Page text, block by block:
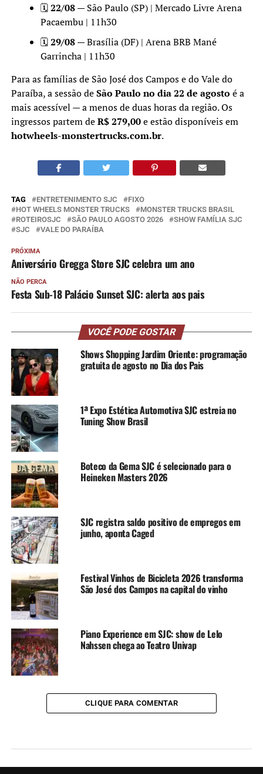
🗓️22/08— São Paulo (SP) | Mercado Livre Arena
Pacaembu | 11h30
🗓️29/08— Brasília (DF) | Arena BRB Mané
Garrincha | 11h30
Para as famílias de São José dos Campos e do Vale do
Paraíba, a sessão deSão Paulo no dia 22 de agosto é a
mais acessível — a menos de duas horas da região. Os
ingressos partem deR$ 279,00e estão disponíveis em
hotwheels-monstertrucks.com.br.
TAG ENTRETENIMENTO SJC
FIXO
HOT WHEELS MONSTER TRUCKS
MONSTER TRUCKS BRASIL
ROTEIROSJC
SÃO PAULO AGOSTO 2026
SHOW FAMÍLIA SJC
SJC
VALE DO PARAÍBA
PRÓXIMA
Aniversário Gregga Store SJC celebra um ano
NÃO PERCA
Festa Sub-18 Palácio Sunset SJC: alerta aos pais
VOCÊ PODE GOSTAR
Shows Shopping Jardim Oriente: programação
gratuita de agosto no Dia dos Pais
1ª Expo Estética Automotiva SJC estreia no
Tuning Show Brasil
Boteco da Gema SJC é selecionado para o
Heineken Masters 2026
SJC registra saldo positivo de empregos em
junho, aponta Caged
Festival Vinhos de Bicicleta 2026 transforma
São José dos Campos na capital do vinho
Piano Experience em SJC: show de Lelo
Nahssen chega ao Teatro Univap
CLIQUE PARA COMENTAR